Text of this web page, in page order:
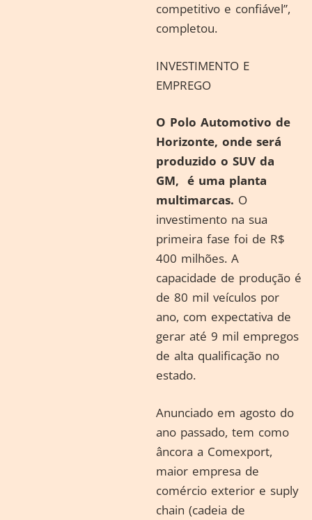
competitivo e confiável”,
completou.
INVESTIMENTO E
EMPREGO
O Polo Automotivo de
Horizonte, onde será
produzido o SUV da
GM, é uma planta
multimarcas. O
investimento na sua
primeira fase foi de R$
400 milhões. A
capacidade de produção é
de 80 mil veículos por
ano, com expectativa de
gerar até 9 mil empregos
de alta qualificação no
estado.
Anunciado em agosto do
ano passado, tem como
âncora a Comexport,
maior empresa de
comércio exterior e suply
chain (cadeia de